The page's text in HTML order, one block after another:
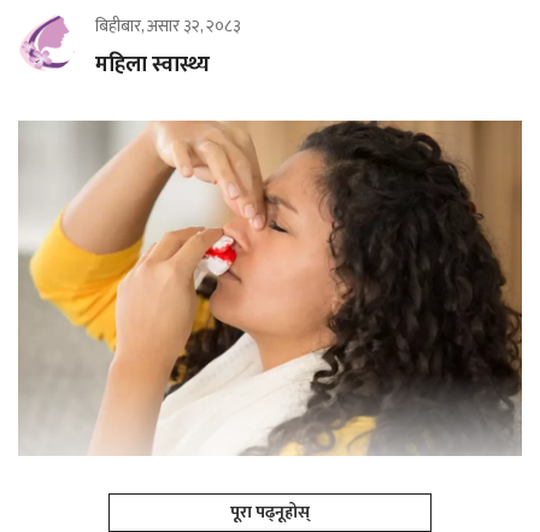
बिहीबार, असार ३२, २०८३
महिला स्वास्थ्य
पूरा पढ्नूहोस्